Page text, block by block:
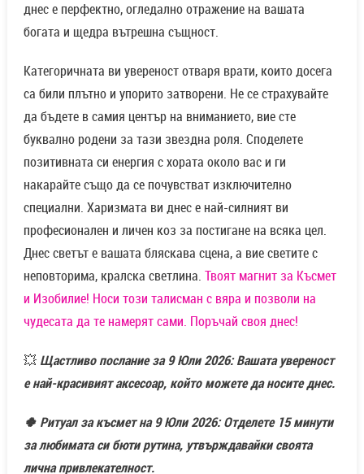
днес е перфектно, огледално отражение на вашата
богата и щедра вътрешна същност.
Категоричната ви увереност отваря врати, които досега
са били плътно и упорито затворени. Не се страхувайте
да бъдете в самия център на вниманието, вие сте
буквално родени за тази звездна роля. Споделете
позитивната си енергия с хората около вас и ги
накарайте също да се почувстват изключително
специални. Харизмата ви днес е най-силният ви
професионален и личен коз за постигане на всяка цел.
Днес светът е вашата бляскава сцена, а вие светите с
неповторима, кралска светлина. Твоят магнит за Късмет
и Изобилие! Носи този талисман с вяра и позволи на
чудесата да те намерят сами. Поръчай своя днес!
💥 Щастливо послание за 9 Юли 2026: Вашата увереност
е най-красивият аксесоар, който можете да носите днес.
🍀 Ритуал за късмет на 9 Юли 2026: Отделете 15 минути
за любимата си бюти рутина, утвърждавайки своята
лична привлекателност.